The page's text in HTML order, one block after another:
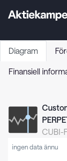
Diagram
Finansiell
CUBI-
ingen data ännu